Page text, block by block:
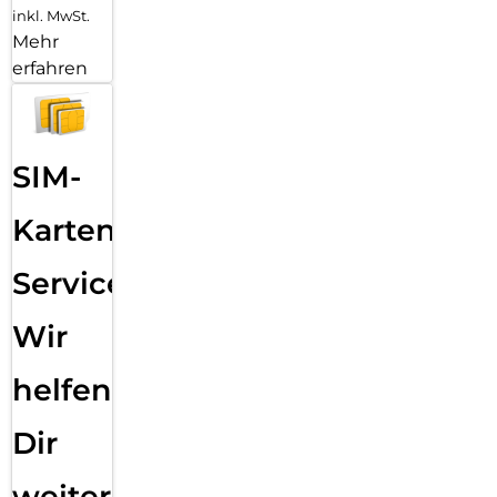
inkl. MwSt.
Mehr
erfahren
SIM-
Karten
Service:
Wir
helfen
Dir